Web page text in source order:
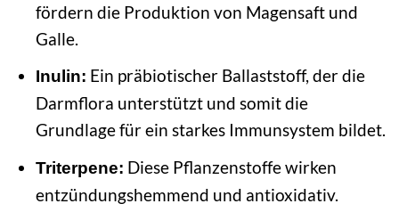
fördern die Produktion von Magensaft und
Galle.
Inulin: Ein präbiotischer Ballaststoff, der die
Darmflora unterstützt und somit die
Grundlage für ein starkes Immunsystem bildet.
Triterpene: Diese Pflanzenstoffe wirken
entzündungshemmend und antioxidativ.